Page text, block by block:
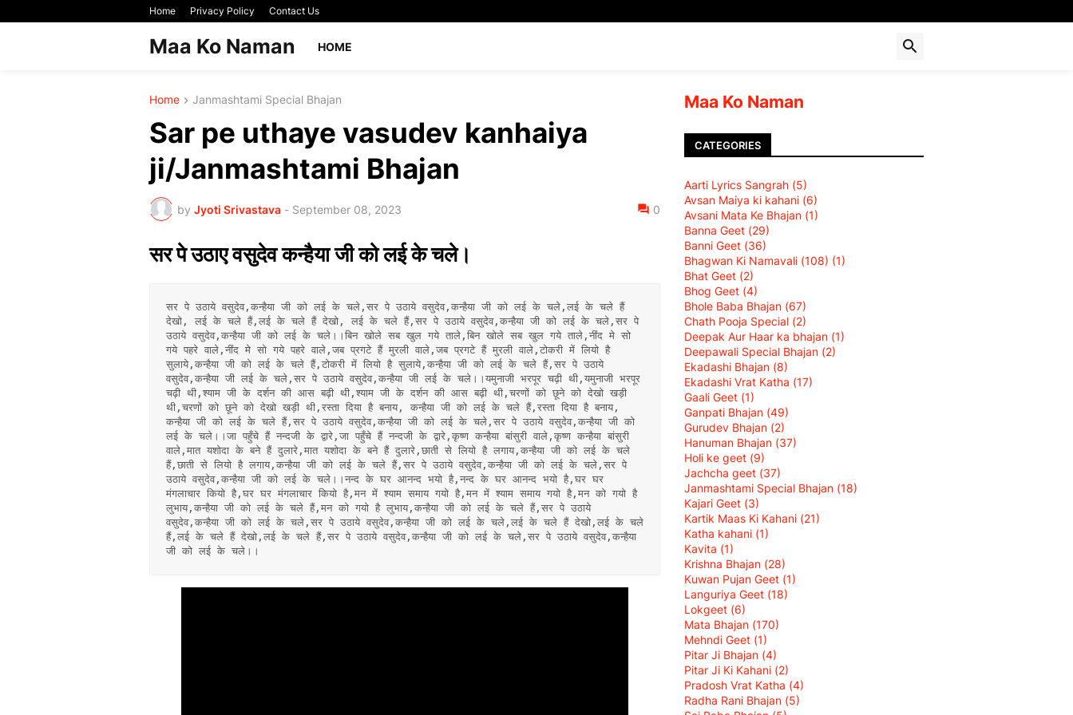
Home Privacy Policy Contact Us
Maa Ko Naman HOME
Home Janmashtami Special Bhajan
Sar pe uthaye vasudev kanhaiya
ji/Janmashtami Bhajan
by Jyoti Srivastava - September 08, 2023 0
सर पे उठाए वसुदेव कन्हैया जी को लई के चले।
सर पे उठाये वसुदेव,कन्हैया जी को लई के चले,सर पे उठाये वसुदेव,कन्हैया जी को लई के चले,लई के चले हैं
देखो, लई के चले हैं,लई के चले हैं देखो, लई के चले हैं,सर पे उठाये वसुदेव,कन्हैया जी को लई के चले,सर पे
उठाये वसुदेव,कन्हैया जी को लई के चले।।बिन खोले सब खुल गये ताले,बिन खोले सब खुल गये ताले,नींद मे सो
गये पहरे वाले,नींद मे सो गये पहरे वाले,जब प्रगटे हैं मुरली वाले,जब प्रगटे हैं मुरली वाले,टोकरी में लियो है
सुलाये,कन्हैया जी को लई के चले हैं,टोकरी में लियो है सुलाये,कन्हैया जी को लई के चले हैं,सर पे उठाये
वसुदेव,कन्हैया जी लई के चले,सर पे उठाये वसुदेव,कन्हैया जी लई के चले।।यमुनाजी भरपूर चढ़ी थी,यमुनाजी भरपूर
चढ़ी थी,श्याम जी के दर्शन की आस बढ़ी थी,श्याम जी के दर्शन की आस बढ़ी थी,चरणों को छूने को देखो खड़ी
थी,चरणों को छूने को देखो खड़ी थी,रस्ता दिया है बनाय, कन्हैया जी को लई के चले हैं,रस्ता दिया है बनाय,
कन्हैया जी को लई के चले हैं,सर पे उठाये वसुदेव,कन्हैया जी को लई के चले,सर पे उठाये वसुदेव,कन्हैया जी को
लई के चले।।जा पहुँचे हैं नन्दजी के द्वारे,जा पहुँचे हैं नन्दजी के द्वारे,कृष्ण कन्हैया बांसुरी वाले,कृष्ण कन्हैया बांसुरी
वाले,मात यशोदा के बने हैं दुलारे,मात यशोदा के बने हैं दुलारे,छाती से लियो है लगाय,कन्हैया जी को लई के चले
हैं,छाती से लियो है लगाय,कन्हैया जी को लई के चले हैं,सर पे उठाये वसुदेव,कन्हैया जी को लई के चले,सर पे
उठाये वसुदेव,कन्हैया जी को लई के चले।।नन्द के घर आनन्द भयो है,नन्द के घर आनन्द भयो है,घर घर
मंगलाचार कियो है,घर घर मंगलाचार कियो है,मन में श्याम समाय गयो है,मन में श्याम समाय गयो है,मन को गयो है
लुभाय,कन्हैया जी को लई के चले हैं,मन को गयो है लुभाय,कन्हैया जी को लई के चले हैं,सर पे उठाये
वसुदेव,कन्हैया जी को लई के चले,सर पे उठाये वसुदेव,कन्हैया जी को लई के चले,लई के चले हैं देखो,लई के चले
हैं,लई के चले हैं देखो,लई के चले हैं,सर पे उठाये वसुदेव,कन्हैया जी को लई के चले,सर पे उठाये वसुदेव,कन्हैया
जी को लई के चले।।
Maa Ko Naman
CATEGORIES
Aarti Lyrics Sangrah (5)
Avsan Maiya ki kahani (6)
Avsani Mata Ke Bhajan (1)
Banna Geet (29)
Banni Geet (36)
Bhagwan Ki Namavali (108) (1)
Bhat Geet (2)
Bhog Geet (4)
Bhole Baba Bhajan (67)
Chath Pooja Special (2)
Deepak Aur Haar ka bhajan (1)
Deepawali Special Bhajan (2)
Ekadashi Bhajan (8)
Ekadashi Vrat Katha (17)
Gaali Geet (1)
Ganpati Bhajan (49)
Gurudev Bhajan (2)
Hanuman Bhajan (37)
Holi ke geet (9)
Jachcha geet (37)
Janmashtami Special Bhajan (18)
Kajari Geet (3)
Kartik Maas Ki Kahani (21)
Katha kahani (1)
Kavita (1)
Krishna Bhajan (28)
Kuwan Pujan Geet (1)
Languriya Geet (18)
Lokgeet (6)
Mata Bhajan (170)
Mehndi Geet (1)
Pitar Ji Bhajan (4)
Pitar Ji Ki Kahani (2)
Pradosh Vrat Katha (4)
Radha Rani Bhajan (5)